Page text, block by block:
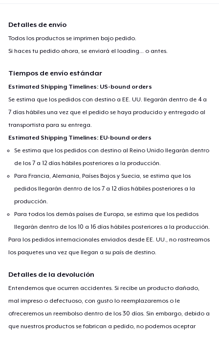
Detalles de envío
Todos los productos se imprimen bajo pedido.
Si haces tu pedido ahora, se enviará elloading... o antes.
Tiempos de envío estándar
Estimated Shipping Timelines: US-bound orders
Se estima que los pedidos con destino a EE. UU. llegarán dentro de 4 a
7 días hábiles una vez que el pedido se haya producido y entregado al
transportista para su entrega.
Estimated Shipping Timelines: EU-bound orders
Se estima que los pedidos con destino al Reino Unido llegarán dentro
de los 7 a 12 días hábiles posteriores a la producción.
Para Francia, Alemania, Países Bajos y Suecia, se estima que los
pedidos llegarán dentro de los 7 a 12 días hábiles posteriores a la
producción.
Para todos los demás países de Europa, se estima que los pedidos
llegarán dentro de los 10 a 16 días hábiles posteriores a la producción.
Para los pedidos internacionales enviados desde EE. UU., no rastreamos
los paquetes una vez que llegan a su país de destino.
Detalles de la devolución
Entendemos que ocurren accidentes. Si recibe un producto dañado,
mal impreso o defectuoso, con gusto lo reemplazaremos o le
ofreceremos un reembolso dentro de los 30 días. Sin embargo, debido a
que nuestros productos se fabrican a pedido, no podemos aceptar